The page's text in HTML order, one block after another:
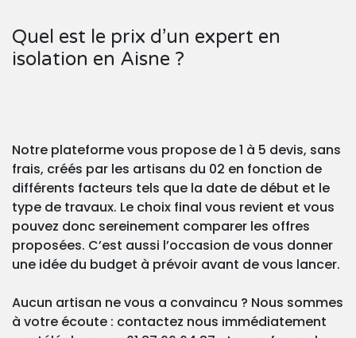
Quel est le prix d’un expert en
isolation en Aisne ?
Notre plateforme vous propose de 1 à 5 devis, sans
frais, créés par les artisans du 02 en fonction de
différents facteurs tels que la date de début et le
type de travaux. Le choix final vous revient et vous
pouvez donc sereinement comparer les offres
proposées. C’est aussi l’occasion de vous donner
une idée du budget à prévoir avant de vous lancer.
Aucun artisan ne vous a convaincu ? Nous sommes
à votre écoute : contactez nous immédiatement